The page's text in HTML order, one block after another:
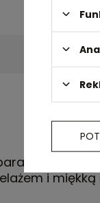
89 x89
żółty
i